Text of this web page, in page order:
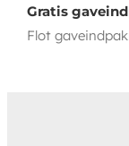
Gratis
Flot